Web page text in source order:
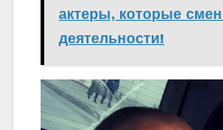
актеры, которые
деятельности!